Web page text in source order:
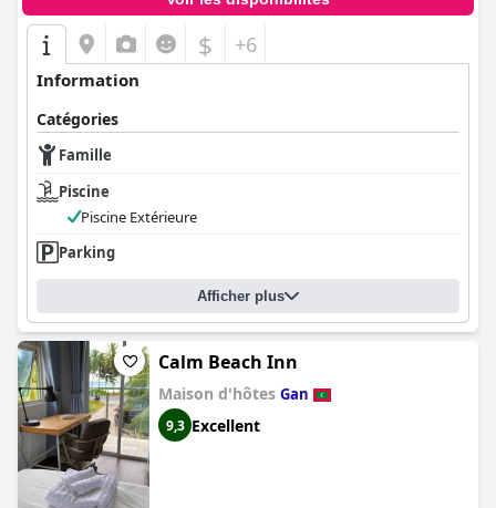
$ +6
Information
Catégories
Famille
Piscine
Piscine Extérieure
Parking
Afficher plus
Calm Beach Inn
Maison d'hôtes Gan
9,3 Excellent